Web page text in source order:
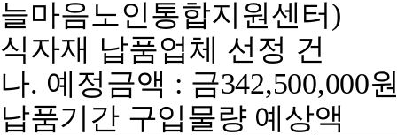
늘마음노인통합지원센터 )
식자재 납품업체 선정 건
나. 예정금액 : 금342,500,000
납품기간 구입물량 예상액